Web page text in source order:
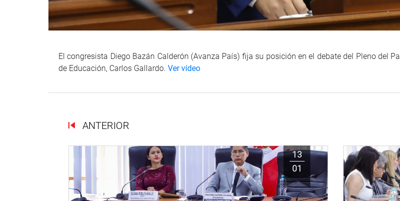
El congresista Diego Bazán Calderón (Avanza País) fija su posición en el debate del Pleno del
de Educación, Carlos Gallardo. Ver vídeo
ANTERIOR
13
01